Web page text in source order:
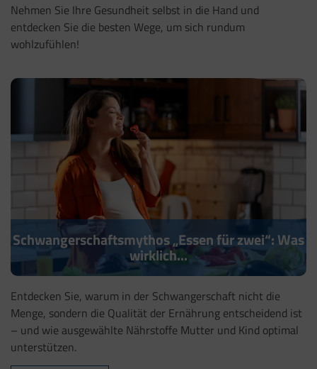
Nehmen Sie Ihre Gesundheit selbst in die Hand und
entdecken Sie die besten Wege, um sich rundum
wohlzufühlen!
Schwangerschaftsmythos „Essen für zwei“: Was
wirklich...
Entdecken Sie, warum in der Schwangerschaft nicht die
Menge, sondern die Qualität der Ernährung entscheidend ist
– und wie ausgewählte Nährstoffe Mutter und Kind optimal
unterstützen.